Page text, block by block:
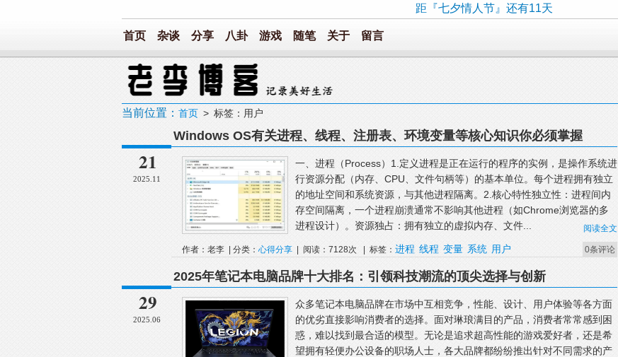
距『七夕情人节』还有11天
首页 杂谈 分享 八卦 游戏 随笔 关于 留言
当前位置： 首页 > 标签：用户
21
2025.11
Windows OS有关进程、线程、注册表、环境变量等核心知识你必须掌握
一、进程（Process）1.定义进程是正在运行的程序的实例，是操作系统进
行资源分配（内存、CPU、文件句柄等）的基本单位。每个进程拥有独立
的地址空间和系统资源，与其他进程隔离。2.核心特性独立性：进程间内
存空间隔离，一个进程崩溃通常不影响其他进程（如Chrome浏览器的多
进程设计）。资源独占：拥有独立的虚拟内存、文件...
阅读全文
0条评论
作者：老李 | 分类：心得分享 | 阅读：7128次 | 标签： 进程 线程 变量 系统 用户
29
2025.06
2025年笔记本电脑品牌十大排名：引领科技潮流的顶尖选择与创新
众多笔记本电脑品牌在市场中互相竞争，性能、设计、用户体验等各方面
的优劣直接影响消费者的选择。面对琳琅满目的产品，消费者常常感到困
惑，难以找到最合适的模型。无论是追求超高性能的游戏爱好者，还是希
望拥有轻便办公设备的职场人士，各大品牌都纷纷推出针对不同需求的产